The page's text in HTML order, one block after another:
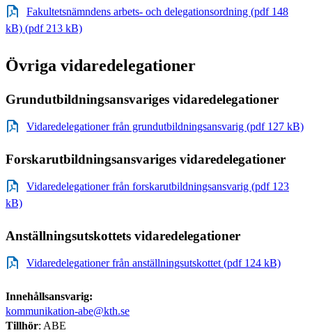
Fakultetsnämndens arbets- och delegationsordning (pdf 148
kB) (pdf 213 kB)
Övriga vidaredelegationer
Grundutbildningsansvariges vidaredelegationer
Vidaredelegationer från grundutbildningsansvarig (pdf 127 kB)
Forskarutbildningsansvariges vidaredelegationer
Vidaredelegationer från forskarutbildningsansvarig (pdf 123
kB)
Anställningsutskottets vidaredelegationer
Vidaredelegationer från anställningsutskottet (pdf 124 kB)
Innehållsansvarig:
kommunikation-abe@kth.se
Tillhör: ABE